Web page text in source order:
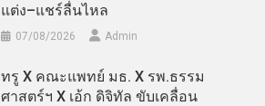
แต่ง–แชร์ลื่นไหล
07/08/2026 Admin
ทรู X คณะแพทย์ มธ. X รพ.ธรรม
ศาสตร์ฯ X เอ้ก ดิจิทัล ขับเคลื่อน